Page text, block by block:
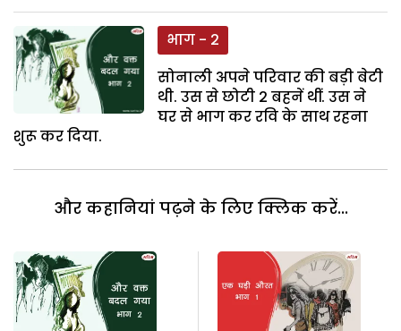
भाग - 2
सोनाली अपने परिवार की बड़ी बेटी
थी. उस से छोटी 2 बहनें थीं. उस ने
घर से भाग कर रवि के साथ रहना
शुरू कर दिया.
और कहानियां पढ़ने के लिए क्लिक करें...